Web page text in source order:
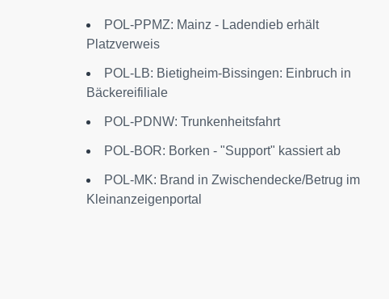
POL-PPMZ: Mainz - Ladendieb erhält
Platzverweis
POL-LB: Bietigheim-Bissingen: Einbruch in
Bäckereifiliale
POL-PDNW: Trunkenheitsfahrt
POL-BOR: Borken - "Support" kassiert ab
POL-MK: Brand in Zwischendecke/Betrug im
Kleinanzeigenportal